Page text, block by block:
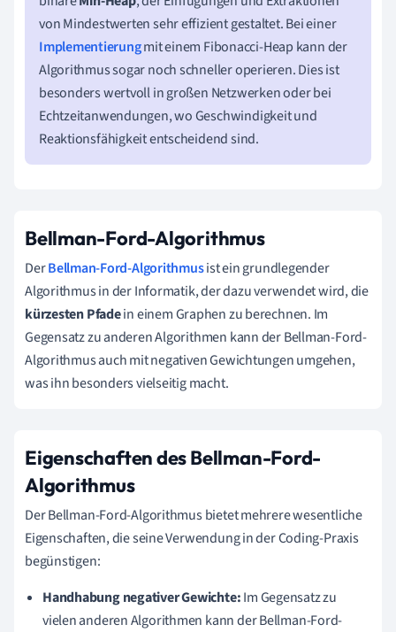
von Mindestwerten sehr effizient gestaltet. Bei einer
Implementierungmit einem Fibonacci-Heap kann der
Algorithmus sogar noch schneller operieren. Dies ist
besonders wertvoll in großen Netzwerken oder bei
Echtzeitanwendungen, wo Geschwindigkeit und
Reaktionsfähigkeit entscheidend sind.
Bellman-Ford-Algorithmus
DerBellman-Ford-Algorithmusist ein grundlegender
Algorithmus in der Informatik, der dazu verwendet wird, die
kürzesten Pfadein einem Graphen zu berechnen. Im
Gegensatz zu anderen Algorithmen kann der Bellman-Ford-
Algorithmus auch mit negativen Gewichtungen umgehen,
was ihn besonders vielseitig macht.
Eigenschaften des Bellman-Ford-
Algorithmus
Der Bellman-Ford-Algorithmus bietet mehrere wesentliche
Eigenschaften, die seine Verwendung in der Coding-Praxis
begünstigen:
Handhabung negativer Gewichte:Im Gegensatz zu
vielen anderen Algorithmen kann der Bellman-Ford-